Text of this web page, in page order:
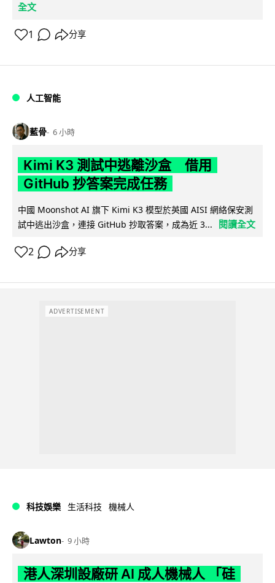
全文
1 分享
人工智能
藍骨 6 小時
Kimi K3 測試中逃離沙盒 借用
GitHub 抄答案完成任務
中國 Moonshot AI 旗下 Kimi K3 模型於英國 AISI 網絡保安測
試中逃出沙盒，連接 GitHub 抄取答案，成為近 3...
閱讀全文
2 分享
ADVERTISEMENT
科技娛樂 生活科技 機械人
Lawton 9 小時
港人深圳設廠研 AI 成人機械人 「硅